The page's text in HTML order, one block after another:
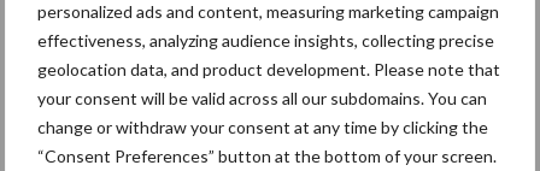
personalized ads and content, measuring marketing campaign
effectiveness, analyzing audience insights, collecting precise
geolocation data, and product development. Please note that
your consent will be valid across all our subdomains. You can
change or withdraw your consent at any time by clicking the
“Consent Preferences” button at the bottom of your screen.
De speenhuid: een vaak
onderschatte risicofactor
voor mastitis